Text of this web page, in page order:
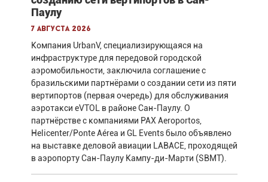
Паулу
7 августа 2026
Компания UrbanV, специализирующаяся на
инфраструктуре для передовой городской
аэромобильности, заключила соглашение с
бразильскими партнёрами о создании сети из пяти
вертипортов (первая очередь) для обслуживания
аэротакси eVTOL в районе Сан-Паулу. О
партнёрстве с компаниями PAX Aeroportos,
Helicenter/Ponte Aérea и GL Events было объявлено
на выставке деловой авиации LABACE, проходящей
в аэропорту Сан-Паулу Кампу-ди-Марти (SBMT).